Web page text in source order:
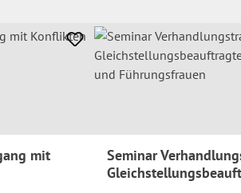
mit
Seminar